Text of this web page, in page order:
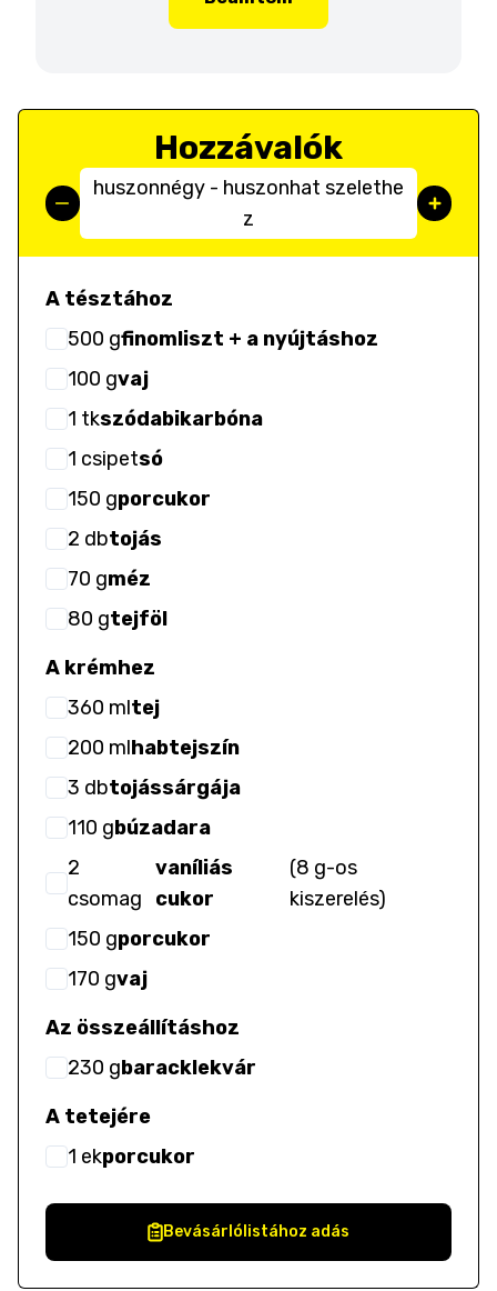
Hozzávalók
huszonnégy - huszonhat szelethe
z
A tésztához
500 gfinomliszt + a nyújtáshoz
100 gvaj
1 tkszódabikarbóna
1 csipetsó
150 gporcukor
2 dbtojás
70 gméz
80 gtejföl
A krémhez
360 mltej
200 mlhabtejszín
3 dbtojássárgája
110 gbúzadara
2
csomag
vaníliás
cukor
(8 g-os
kiszerelés)
150 gporcukor
170 gvaj
Az összeállításhoz
230 gbaracklekvár
A tetejére
1 ekporcukor
Bevásárlólistához adás